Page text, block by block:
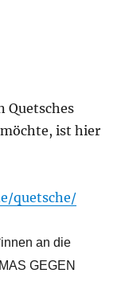
Quetsches
ist hier
quetsche/
an die
GEGEN